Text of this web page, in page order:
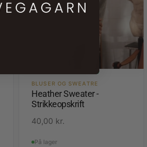
BLUSER OG SWEATRE
Heather Sweater -
Strikkeopskrift
40,00 kr.
På lager